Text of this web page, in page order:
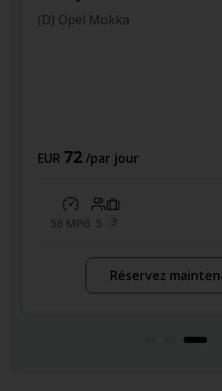
(D) Opel Mokka
EUR 72/par jour
56 MPG 5 3
Réservez